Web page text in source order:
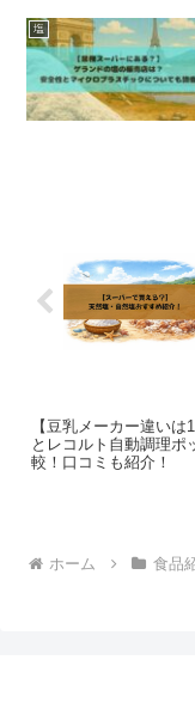
塩
【豆乳メーカー違い
とレコルト自動調理ポ
較！口コミも紹介！
ホーム 食品